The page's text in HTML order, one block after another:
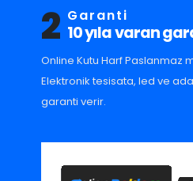
2 Garanti
10 yıla varan
Online Kutu Harf Paslanmaz
Elektronik tesisata, led ve
garanti verir.